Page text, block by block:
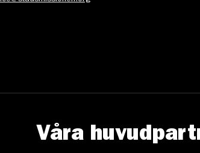
Våra